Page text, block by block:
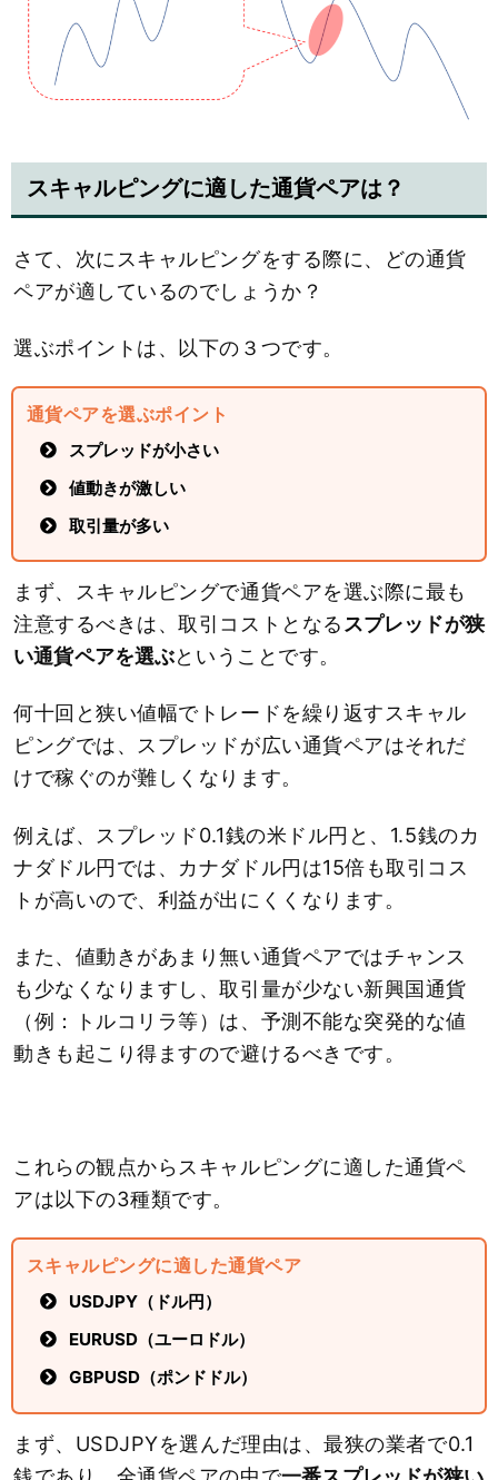
スキャルピングに適した通貨ペアは？
さて、次にスキャルピングをする際に、どの通貨
ペアが適しているのでしょうか？
選ぶポイントは、以下の３つです。
通貨ペアを選ぶポイント
スプレッドが小さい
値動きが激しい
取引量が多い
まず、スキャルピングで通貨ペアを選ぶ際に最も
注意するべきは、取引コストとなる スプレッドが狭
い通貨ペアを選ぶということです。
何十回と狭い値幅でトレードを繰り返すスキャル
ピングでは、スプレッドが広い通貨ペアはそれだ
けで稼ぐのが難しくなります。
例えば、スプレッド0.1銭の米ドル円と、1.5銭のカ
ナダドル円では、カナダドル円は15倍も取引コス
トが高いので、利益が出にくくなります。
また、値動きがあまり無い通貨ペアではチャンス
も少なくなりますし、取引量が少ない新興国通貨
（例：トルコリラ等）は、予測不能な突発的な値
動きも起こり得ますので避けるべきです。
これらの観点からスキャルピングに適した通貨ペ
アは以下の3種類です。
スキャルピングに適した通貨ペア
USDJPY（ドル円）
EURUSD（ユーロドル）
GBPUSD（ポンドドル）
まず、USDJPYを選んだ理由は、最狭の業者で0.1
銭であり、全通貨ペアの中で一番スプレッドが狭い